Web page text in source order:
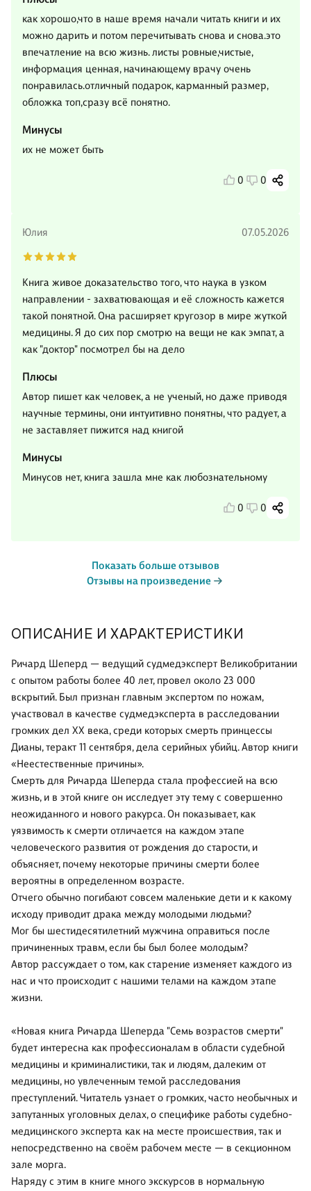
ОПИСАНИЕ И ХАРАКТЕРИСТИКИ
Ричард Шеперд — ведущий судмедэксперт Великобритании
с опытом работы более 40 лет, провел около 23 000
вскрытий. Был признан главным экспертом по ножам,
участвовал в качестве судмедэксперта в расследовании
громких дел XX века, среди которых смерть принцессы
Дианы, теракт 11 сентября, дела серийных убийц. Автор книги
«Неестественные причины».
Смерть для Ричарда Шеперда стала профессией на всю
жизнь, и в этой книге он исследует эту тему с совершенно
неожиданного и нового ракурса. Он показывает, как
уязвимость к смерти отличается на каждом этапе
человеческого развития от рождения до старости, и
объясняет, почему некоторые причины смерти более
вероятны в определенном возрасте.
Отчего обычно погибают совсем маленькие дети и к какому
исходу приводит драка между молодыми людьми?
Мог бы шестидесятилетний мужчина оправиться после
причиненных травм, если бы был более молодым?
Автор рассуждает о том, как старение изменяет каждого из
нас и что происходит с нашими телами на каждом этапе
жизни.
«Новая книга Ричарда Шеперда "Семь возрастов смерти"
будет интересна как профессионалам в области судебной
медицины и криминалистики, так и людям, далеким от
медицины, но увлеченным темой расследования
преступлений. Читатель узнает о громких, часто необычных и
запутанных уголовных делах, о специфике работы судебно-
медицинского эксперта как на месте происшествия, так и
непосредственно на своём рабочем месте — в секционном
зале морга.
Наряду с этим в книге много экскурсов в нормальную
как хорошо,что в наше время начали читать книги и их
можно дарить и потом перечитывать снова и снова.это
впечатление на всю жизнь. листы ровные,чистые,
информация ценная, начинающему врачу очень
понравилась.отличный подарок, карманный размер,
обложка топ,сразу всё понятно.
Минусы
их не может быть
0 0
Юлия 07.05.2026
Книга живое доказательство того, что наука в узком
направлении - захватювающая и её сложность кажется
такой понятной. Она расширяет кругозор в мире жуткой
медицины. Я до сих пор смотрю на вещи не как эмпат, а
как "доктор" посмотрел бы на дело
Плюсы
Автор пишет как человек, а не ученый, но даже приводя
научные термины, они интуитивно понятны, что радует, а
не заставляет пижится над книгой
Минусы
Минусов нет, книга зашла мне как любознательному
0 0
Показать больше отзывов
Отзывы на произведение